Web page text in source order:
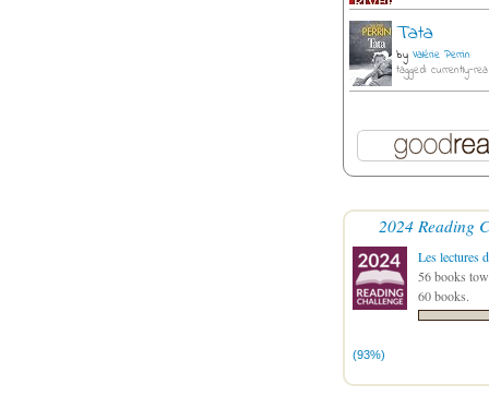
Tata
by Valérie Perrin
tagged: currently-
2024 Reading
Les lectures
56 books
60 books.
(93%)